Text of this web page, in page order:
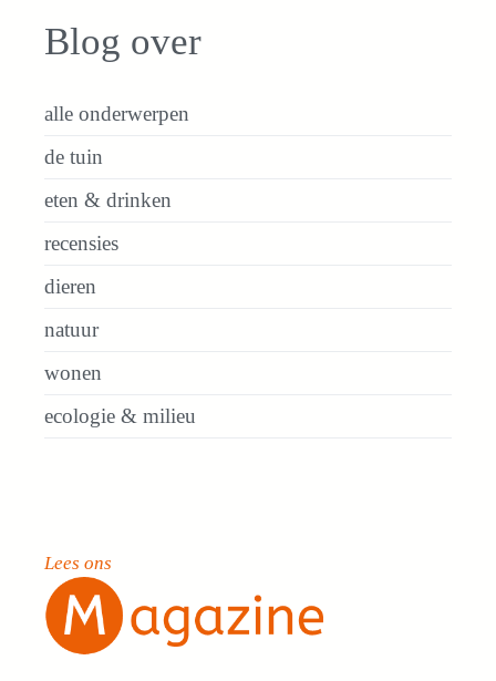
Blog over
alle onderwerpen
de tuin
eten & drinken
recensies
dieren
natuur
wonen
ecologie & milieu
Lees ons